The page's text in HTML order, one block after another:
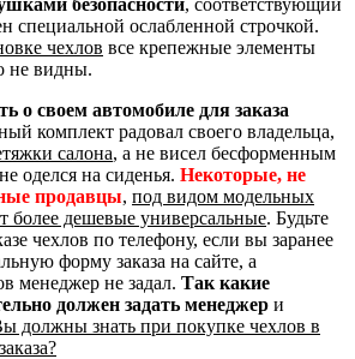
специальной ослабленной строчкой.
чехлов все крепежные элементы
не видны.
о своем автомобиле для заказа
комплект радовал своего владельца,
салона, а не висел бесформенным
оделся на сиденья. Некоторые, не
продавцы, под видом модельных
более дешевые универсальные. Будьте
чехлов по телефону, если вы заранее
форму заказа на сайте, а
менеджер не задал. Так какие
должен задать менеджер и
должны знать при покупке чехлов в